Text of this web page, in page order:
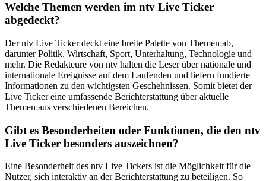
Welche Themen werden im ntv Live Ticker
abgedeckt?
Der ntv Live Ticker deckt eine breite Palette von Themen ab,
darunter Politik, Wirtschaft, Sport, Unterhaltung, Technologie und
mehr. Die Redakteure von ntv halten die Leser über nationale und
internationale Ereignisse auf dem Laufenden und liefern fundierte
Informationen zu den wichtigsten Geschehnissen. Somit bietet der
Live Ticker eine umfassende Berichterstattung über aktuelle
Themen aus verschiedenen Bereichen.
Gibt es Besonderheiten oder Funktionen, die den ntv
Live Ticker besonders auszeichnen?
Eine Besonderheit des ntv Live Tickers ist die Möglichkeit für die
Nutzer, sich interaktiv an der Berichterstattung zu beteiligen. So